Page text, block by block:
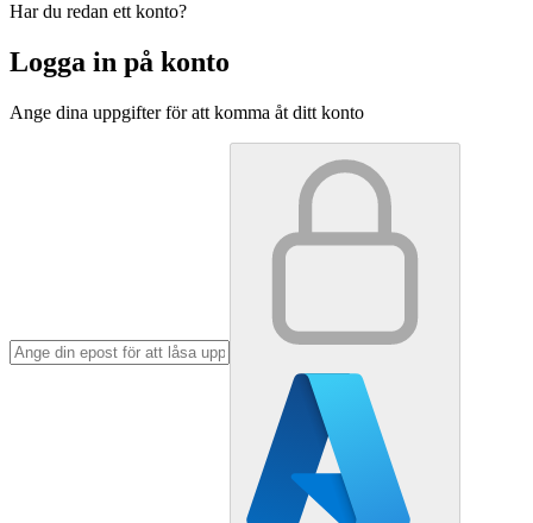
Har du redan ett konto?
Logga in på konto
Ange dina uppgifter för att komma åt ditt konto